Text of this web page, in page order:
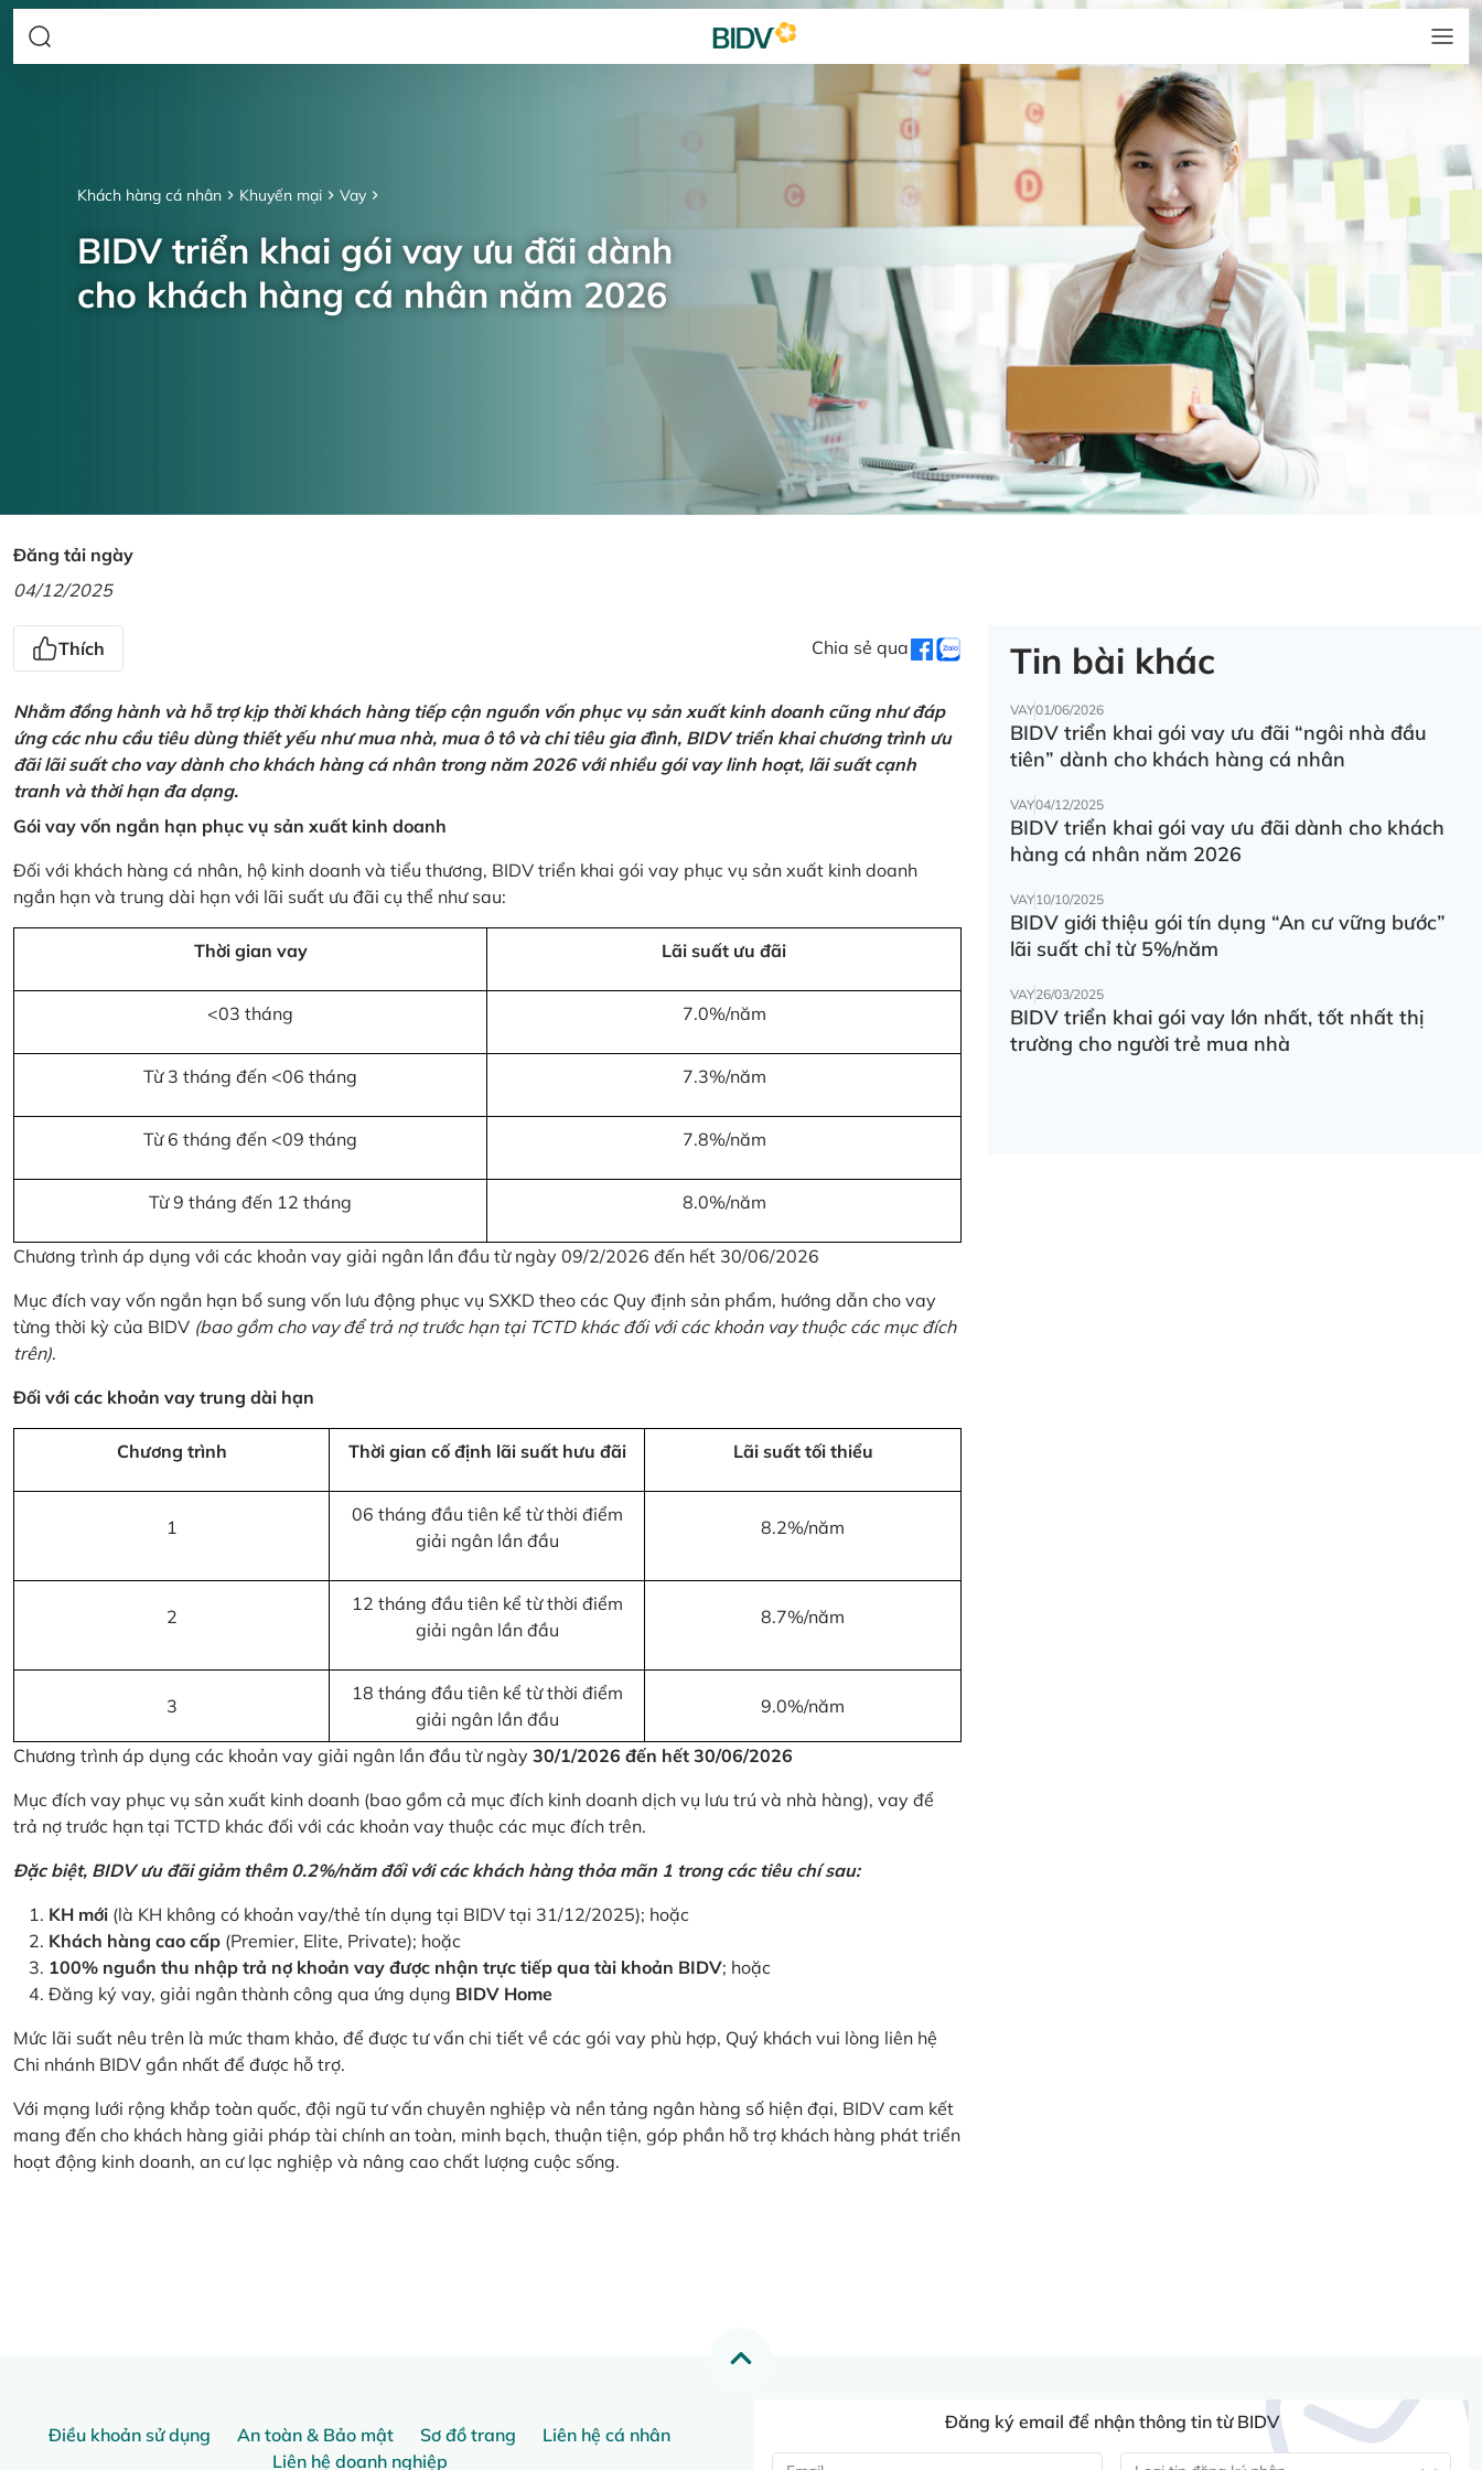
Khách hàng cá nhân Khuyến mại Vay
BIDV triển khai gói vay ưu đãi dành
cho khách hàng cá nhân năm 2026
Đăng tải ngày
04/12/2025
Thích Chia sẻ qua
Nhằm đồng hành và hỗ trợ kịp thời khách hàng tiếp cận nguồn vốn phục vụ sản xuất kinh doanh cũng như đáp
ứng các nhu cầu tiêu dùng thiết yếu như mua nhà, mua ô tô và chi tiêu gia đình, BIDV triển khai chương trình ưu
đãi lãi suất cho vay dành cho khách hàng cá nhân trong năm 2026 với nhiều gói vay linh hoạt, lãi suất cạnh
tranh và thời hạn đa dạng.
Gói vay vốn ngắn hạn phục vụ sản xuất kinh doanh
Đối với khách hàng cá nhân, hộ kinh doanh và tiểu thương, BIDV triển khai gói vay phục vụ sản xuất kinh doanh
ngắn hạn và trung dài hạn với lãi suất ưu đãi cụ thể như sau:
Thời gian vay Lãi suất ưu đãi
<03 tháng 7.0%/năm
Từ 3 tháng đến <06 tháng 7.3%/năm
Từ 6 tháng đến <09 tháng 7.8%/năm
Từ 9 tháng đến 12 tháng 8.0%/năm
Chương trình áp dụng với các khoản vay giải ngân lần đầu từ ngày 09/2/2026 đến hết 30/06/2026
Mục đích vay vốn ngắn hạn bổ sung vốn lưu động phục vụ SXKD theo các Quy định sản phẩm, hướng dẫn cho vay
từng thời kỳ của BIDV (bao gồm cho vay để trả nợ trước hạn tại TCTD khác đối với các khoản vay thuộc các mục đích
trên).
Đối với các khoản vay trung dài hạn
Chương trình Thời gian cố định lãi suất hưu đãi Lãi suất tối thiểu
1
06 tháng đầu tiên kể từ thời điểm
giải ngân lần đầu
8.2%/năm
2
12 tháng đầu tiên kể từ thời điểm
giải ngân lần đầu
8.7%/năm
3
18 tháng đầu tiên kể từ thời điểm
giải ngân lần đầu
9.0%/năm
Chương trình áp dụng các khoản vay giải ngân lần đầu từ ngày 30/1/2026 đến hết 30/06/2026
Mục đích vay phục vụ sản xuất kinh doanh (bao gồm cả mục đích kinh doanh dịch vụ lưu trú và nhà hàng), vay để
trả nợ trước hạn tại TCTD khác đối với các khoản vay thuộc các mục đích trên.
Đặc biệt, BIDV ưu đãi giảm thêm 0.2%/năm đối với các khách hàng thỏa mãn 1 trong các tiêu chí sau:
KH mới (là KH không có khoản vay/thẻ tín dụng tại BIDV tại 31/12/2025); hoặc
Khách hàng cao cấp (Premier, Elite, Private); hoặc
100% nguồn thu nhập trả nợ khoản vay được nhận trực tiếp qua tài khoản BIDV; hoặc
Đăng ký vay, giải ngân thành công qua ứng dụng BIDV Home
Mức lãi suất nêu trên là mức tham khảo, để được tư vấn chi tiết về các gói vay phù hợp, Quý khách vui lòng liên hệ
Chi nhánh BIDV gần nhất để được hỗ trợ.
Với mạng lưới rộng khắp toàn quốc, đội ngũ tư vấn chuyên nghiệp và nền tảng ngân hàng số hiện đại, BIDV cam kết
mang đến cho khách hàng giải pháp tài chính an toàn, minh bạch, thuận tiện, góp phần hỗ trợ khách hàng phát triển
hoạt động kinh doanh, an cư lạc nghiệp và nâng cao chất lượng cuộc sống.
Tin bài khác
VAY01/06/2026
BIDV triển khai gói vay ưu đãi “ngôi nhà đầu
tiên” dành cho khách hàng cá nhân
VAY04/12/2025
BIDV triển khai gói vay ưu đãi dành cho khách
hàng cá nhân năm 2026
VAY10/10/2025
BIDV giới thiệu gói tín dụng “An cư vững bước”
lãi suất chỉ từ 5%/năm
VAY26/03/2025
BIDV triển khai gói vay lớn nhất, tốt nhất thị
trường cho người trẻ mua nhà
Điều khoản sử dụng An toàn & Bảo mật Sơ đồ trang
Liên hệ cá nhân
Liên hệ doanh nghiệp
Đăng ký email để nhận thông tin từ BIDV